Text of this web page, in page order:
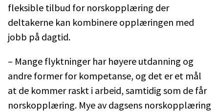
fleksible tilbud for norskopplæring der
deltakerne kan kombinere opplæringen med
jobb på dagtid.
– Mange flyktninger har høyere utdanning og
andre former for kompetanse, og det er et mål
at de kommer raskt i arbeid, samtidig som de får
norskopplæring. Mye av dagsens norskopplæring